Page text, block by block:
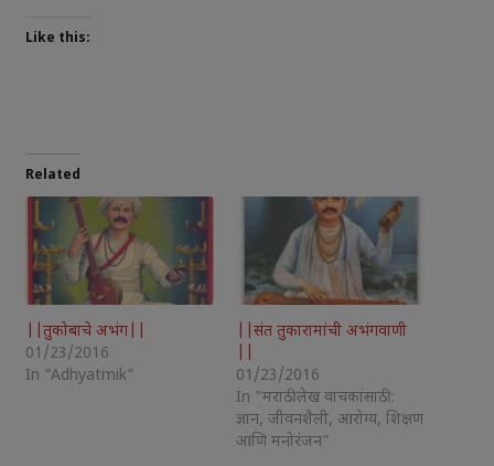
Like this:
Related
||तुकोबाचे अभंग||
01/23/2016
In "Adhyatmik"
||संत तुकारामांची अभंगवाणी
01/23/2016
In "मराठी लेख वाचकांसाठी :
ज्ञान, जीवनशैली, आरोग्य, शिक्षण
आणि मनोरंजन"